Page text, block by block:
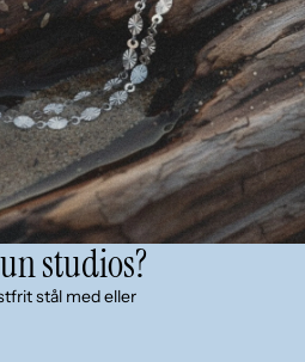
studios?
stål med eller